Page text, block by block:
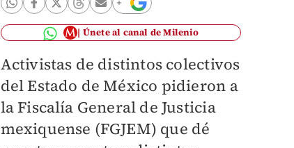
Únete al canal de Milenio
Activistas de distintos colectivos
del Estado de México pidieron a
la Fiscalía General de Justicia
mexiquense (FGJEM) que dé